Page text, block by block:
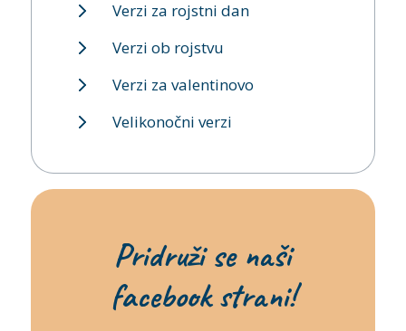
Verzi za rojstni dan
Verzi ob rojstvu
Verzi za valentinovo
Velikonočni verzi
Pridruži se naši
facebook strani!